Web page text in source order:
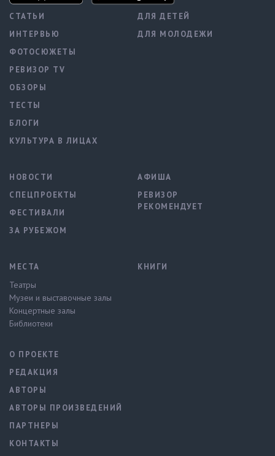
СТАТЬИ
ИНТЕРВЬЮ
ФОТОСЮЖЕТЫ
РЕВИЗОР TV
ОБЗОРЫ
ТЕСТЫ
БЛОГИ
КУЛЬТУРА В ЛИЦАХ
ДЛЯ ДЕТЕЙ
ДЛЯ МОЛОДЕЖИ
НОВОСТИ
СПЕЦПРОЕКТЫ
ФЕСТИВАЛИ
ЗА РУБЕЖОМ
АФИША
РЕВИЗОР
РЕКОМЕНДУЕТ
МЕСТА
Театры
Музеи и выставочные залы
Концертные залы
Библиотеки
КНИГИ
О ПРОЕКТЕ
РЕДАКЦИЯ
АВТОРЫ
АВТОРЫ ПРОИЗВЕДЕНИЙ
ПАРТНЕРЫ
КОНТАКТЫ